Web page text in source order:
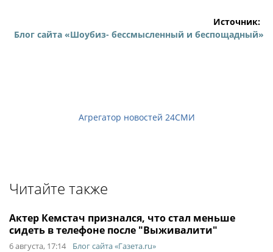
Источник:
Блог сайта «Шоубиз- бессмысленный и беспощадный»
Агрегатор новостей 24СМИ
Читайте также
Актер Кемстач признался, что стал меньше
сидеть в телефоне после "Выживалити"
6 августа, 17:14 Блог сайта «Газета.ru»